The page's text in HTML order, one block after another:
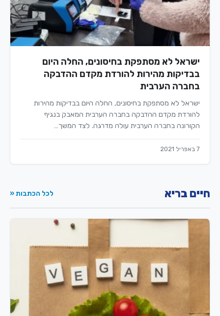
ישראל לא מסתפקת בחיסונים, החלה היום
בבדיקות מהירות להורדת מקדם ההדבקה
בחברה הערבית
ישראל לא מסתפקת בחיסונים, החלה היום בבדיקות מהירות
להורדת מקדם ההדבקה בחברה הערבית המאבק בנגיף
הקורונה בחברה הערבית עולה מדרגה. לצד המשך…
7 באפריל 2021
חיים בריא לכל הכתבות «